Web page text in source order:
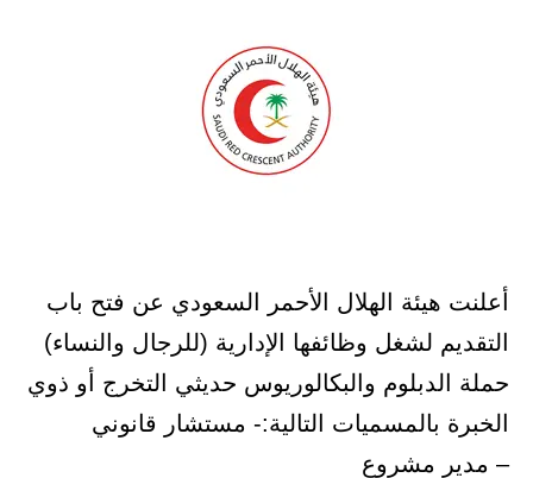
أعلنت هيئة الهلال الأحمر السعودي عن فتح باب
التقديم لشغل وظائفها الإدارية (للرجال والنساء)
حملة الدبلوم والبكالوريوس حديثي التخرج أو ذوي
الخبرة بالمسميات التالية:- مستشار قانوني
– مدير مشروع